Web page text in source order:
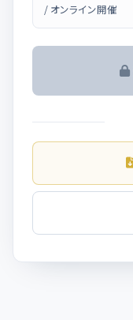
/ オンライン開催